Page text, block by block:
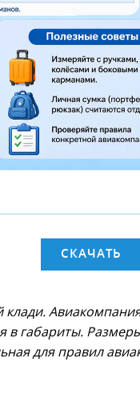
СКАЧАТЬ
габариты.
для правил